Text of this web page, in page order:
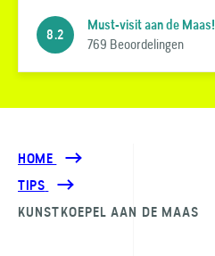
8.2
Must-visit aan de Maas!
769 Beoordelingen
HOME
TIPS
KUNSTKOEPEL AAN DE MAAS